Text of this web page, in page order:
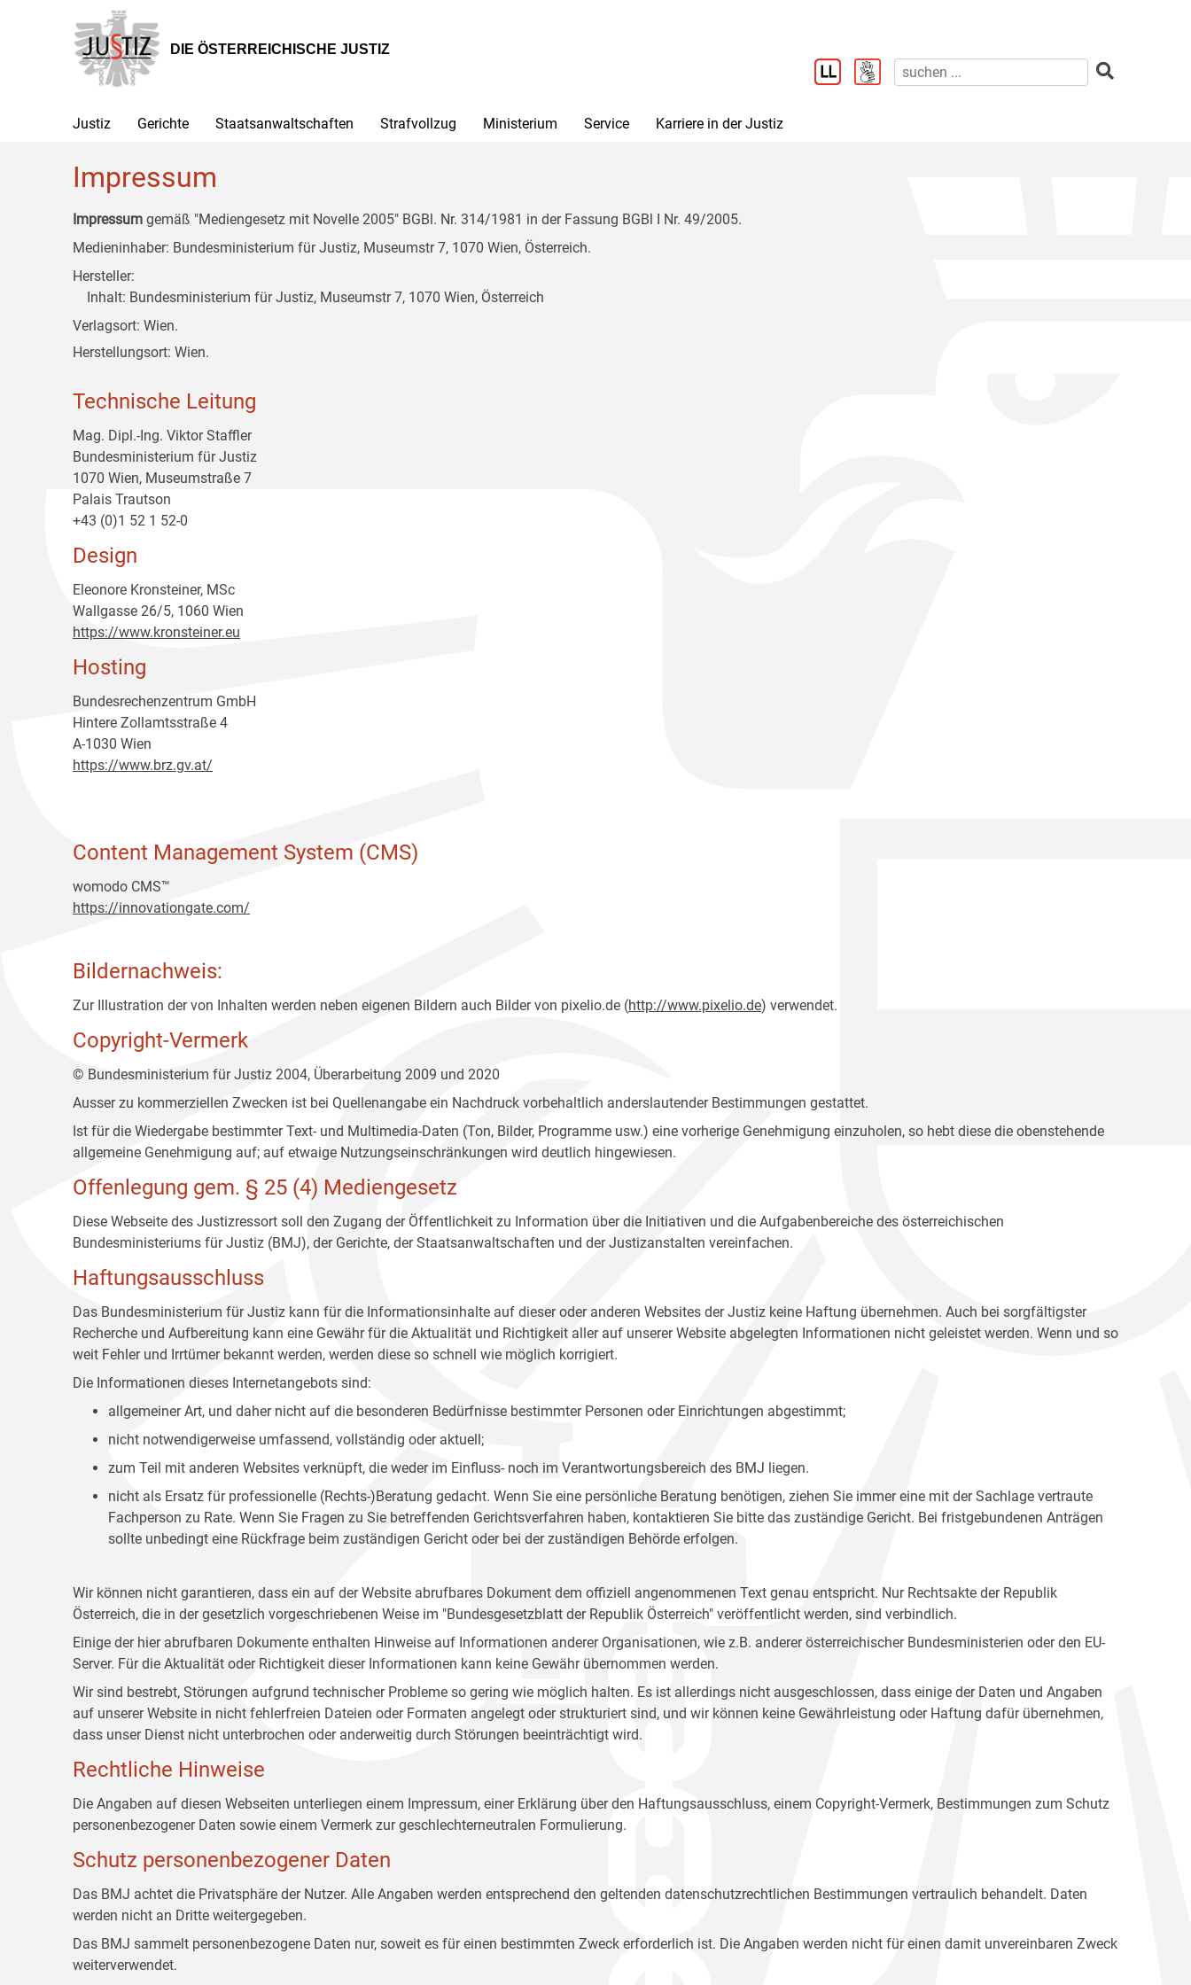
Hauptnavigation
[1]
Inhalt
[2]
Untermenü
[3]
DIE ÖSTERREICHISCHE JUSTIZ
Justiz Gerichte Staatsanwaltschaften Strafvollzug Ministerium Service Karriere in der Justiz
Impressum
Impressum gemäß "Mediengesetz mit Novelle 2005" BGBl. Nr. 314/1981 in der Fassung BGBl I Nr. 49/2005.
Medieninhaber: Bundesministerium für Justiz, Museumstr 7, 1070 Wien, Österreich.
Hersteller:
Inhalt: Bundesministerium für Justiz, Museumstr 7, 1070 Wien, Österreich
Verlagsort: Wien.
Herstellungsort: Wien.
Technische Leitung
Mag. Dipl.-Ing. Viktor Staffler
Bundesministerium für Justiz
1070 Wien, Museumstraße 7
Palais Trautson
+43 (0)1 52 1 52-0
Design
Eleonore Kronsteiner, MSc
Wallgasse 26/5, 1060 Wien
https://www.kronsteiner.eu
Hosting
Bundesrechenzentrum GmbH
Hintere Zollamtsstraße 4
A-1030 Wien
https://www.brz.gv.at/
Content Management System (CMS)
womodo CMS™
https://innovationgate.com/
Bildernachweis:
Zur Illustration der von Inhalten werden neben eigenen Bildern auch Bilder von pixelio.de (http://www.pixelio.de) verwendet.
Copyright-Vermerk
© Bundesministerium für Justiz 2004, Überarbeitung 2009 und 2020
Ausser zu kommerziellen Zwecken ist bei Quellenangabe ein Nachdruck vorbehaltlich anderslautender Bestimmungen gestattet.
Ist für die Wiedergabe bestimmter Text- und Multimedia-Daten (Ton, Bilder, Programme usw.) eine vorherige Genehmigung einzuholen, so hebt diese die obenstehende
allgemeine Genehmigung auf; auf etwaige Nutzungseinschränkungen wird deutlich hingewiesen.
Offenlegung gem. § 25 (4) Mediengesetz
Diese Webseite des Justizressort soll den Zugang der Öffentlichkeit zu Information über die Initiativen und die Aufgabenbereiche des österreichischen
Bundesministeriums für Justiz (BMJ), der Gerichte, der Staatsanwaltschaften und der Justizanstalten vereinfachen.
Haftungsausschluss
Das Bundesministerium für Justiz kann für die Informationsinhalte auf dieser oder anderen Websites der Justiz keine Haftung übernehmen. Auch bei sorgfältigster
Recherche und Aufbereitung kann eine Gewähr für die Aktualität und Richtigkeit aller auf unserer Website abgelegten Informationen nicht geleistet werden. Wenn und so
weit Fehler und Irrtümer bekannt werden, werden diese so schnell wie möglich korrigiert.
Die Informationen dieses Internetangebots sind:
allgemeiner Art, und daher nicht auf die besonderen Bedürfnisse bestimmter Personen oder Einrichtungen abgestimmt;
nicht notwendigerweise umfassend, vollständig oder aktuell;
zum Teil mit anderen Websites verknüpft, die weder im Einfluss- noch im Verantwortungsbereich des BMJ liegen.
nicht als Ersatz für professionelle (Rechts-)Beratung gedacht. Wenn Sie eine persönliche Beratung benötigen, ziehen Sie immer eine mit der Sachlage vertraute
Fachperson zu Rate. Wenn Sie Fragen zu Sie betreffenden Gerichtsverfahren haben, kontaktieren Sie bitte das zuständige Gericht. Bei fristgebundenen Anträgen
sollte unbedingt eine Rückfrage beim zuständigen Gericht oder bei der zuständigen Behörde erfolgen.
Wir können nicht garantieren, dass ein auf der Website abrufbares Dokument dem offiziell angenommenen Text genau entspricht. Nur Rechtsakte der Republik
Österreich, die in der gesetzlich vorgeschriebenen Weise im "Bundesgesetzblatt der Republik Österreich" veröffentlicht werden, sind verbindlich.
Einige der hier abrufbaren Dokumente enthalten Hinweise auf Informationen anderer Organisationen, wie z.B. anderer österreichischer Bundesministerien oder den EU-
Server. Für die Aktualität oder Richtigkeit dieser Informationen kann keine Gewähr übernommen werden.
Wir sind bestrebt, Störungen aufgrund technischer Probleme so gering wie möglich halten. Es ist allerdings nicht ausgeschlossen, dass einige der Daten und Angaben
auf unserer Website in nicht fehlerfreien Dateien oder Formaten angelegt oder strukturiert sind, und wir können keine Gewährleistung oder Haftung dafür übernehmen,
dass unser Dienst nicht unterbrochen oder anderweitig durch Störungen beeinträchtigt wird.
Rechtliche Hinweise
Die Angaben auf diesen Webseiten unterliegen einem Impressum, einer Erklärung über den Haftungsausschluss, einem Copyright-Vermerk, Bestimmungen zum Schutz
personenbezogener Daten sowie einem Vermerk zur geschlechterneutralen Formulierung.
Schutz personenbezogener Daten
Das BMJ achtet die Privatsphäre der Nutzer. Alle Angaben werden entsprechend den geltenden datenschutzrechtlichen Bestimmungen vertraulich behandelt. Daten
werden nicht an Dritte weitergegeben.
Das BMJ sammelt personenbezogene Daten nur, soweit es für einen bestimmten Zweck erforderlich ist. Die Angaben werden nicht für einen damit unvereinbaren Zweck
weiterverwendet.